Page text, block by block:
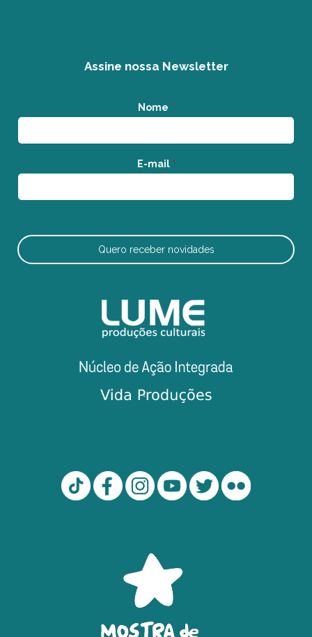
Assine nossa Newsletter
Nome *
E-mail *
Quero receber novidades